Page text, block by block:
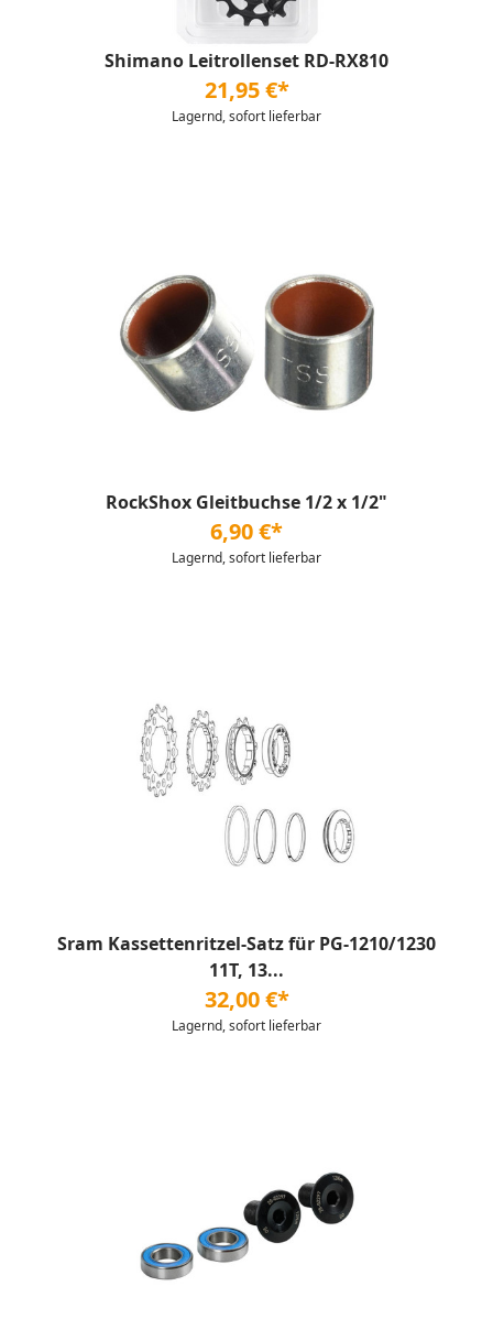
Shimano Leitrollenset RD-RX810
21,95 €*
Lagernd, sofort lieferbar
RockShox Gleitbuchse 1/2 x 1/2"
6,90 €*
Lagernd, sofort lieferbar
Sram Kassettenritzel-Satz für PG-1210/1230
11T, 13...
32,00 €*
Lagernd, sofort lieferbar